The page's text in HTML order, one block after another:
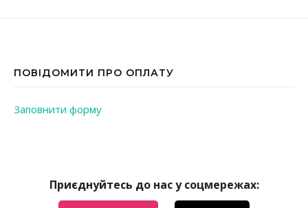
ПОВІДОМИТИ ПРО ОПЛАТУ
Заповнити форму
Приєднуйтесь до нас у соцмережах: